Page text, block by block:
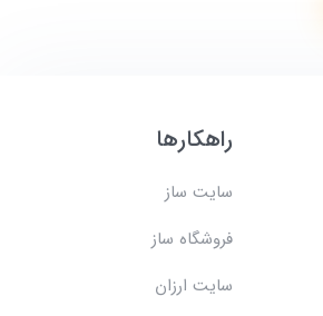
راهکارها
سایت ساز
فروشگاه ساز
سایت ارزان